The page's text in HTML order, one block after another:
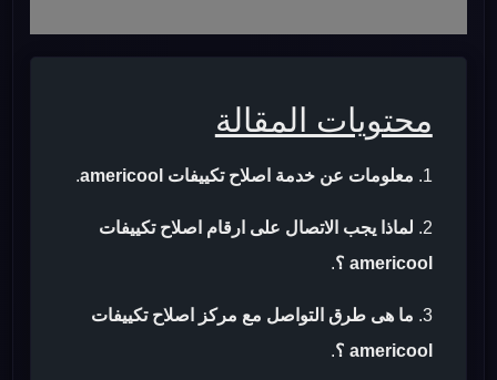
محتويات المقالة
معلومات عن خدمة اصلاح تكييفات americool .
لماذا يجب الاتصال على ارقام اصلاح تكييفات
americool ؟
.
ما هى طرق التواصل مع مركز اصلاح تكييفات
americool ؟
.